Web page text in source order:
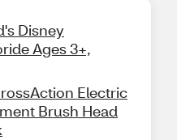
Disney
Ages 3+,
Electric
Brush Head